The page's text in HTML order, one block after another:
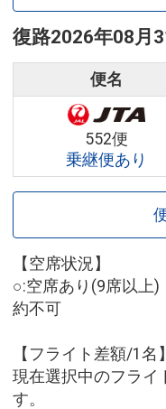
復路2026年08月
便名
552便
乗継便あり
【空席状況】
○:空席あり(9席以
約不可
【フライト差額/1名】
現在選択中のフライ
す。